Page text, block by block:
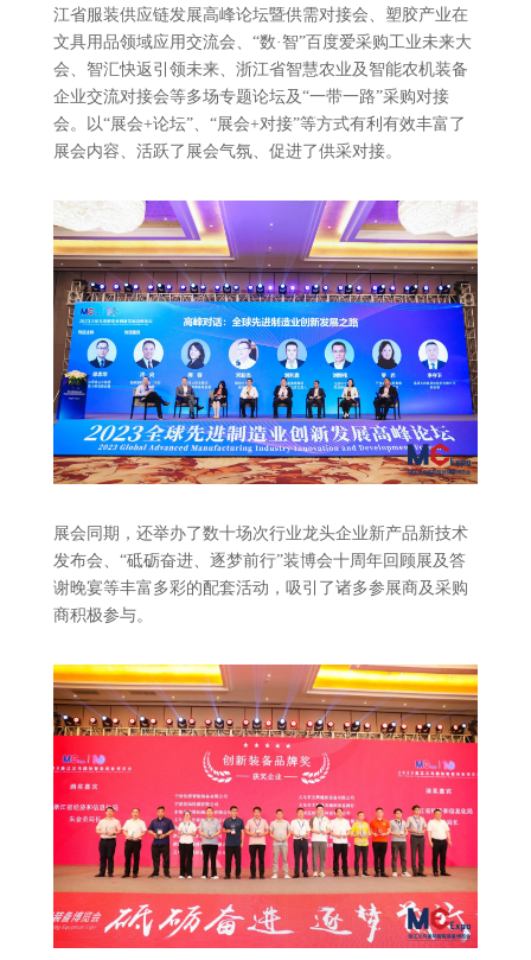
江省服装供应链发展高峰论坛暨供需对接会、塑胶产业在
文具用品领域应用交流会、“数·智”百度爱采购工业未来大
会、智汇快返引领未来、浙江省智慧农业及智能农机装备
企业交流对接会等多场专题论坛及“一带一路”采购对接
会。以“展会+论坛”、“展会+对接”等方式有利有效丰富了
展会内容、活跃了展会气氛、促进了供采对接。
展会同期，还举办了数十场次行业龙头企业新产品新技术
发布会、“砥砺奋进、逐梦前行”装博会十周年回顾展及答
谢晚宴等丰富多彩的配套活动，吸引了诸多参展商及采购
商积极参与。